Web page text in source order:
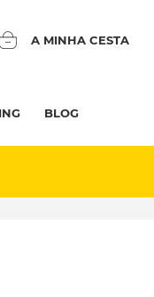
A MINHA CESTA
BLOG